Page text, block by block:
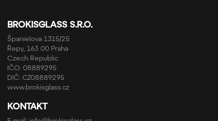
BROKISGLASS S.R.O.
Španielova 1315/25
Řepy, 163 00 Praha
Czech Republic
IČO: 08889295
DIČ: CZ08889295
www.brokisglass.cz
KONTAKT